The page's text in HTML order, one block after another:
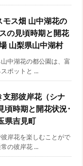
ス畑 山中湖花の
の見頃時期と開花
山梨県山中湖村
中湖花の都公園は、富
ポットと ...
支那彼岸花（シナ
頃時期と開花状況･
県吉見町
岸花を楽しむことがで
の彼岸花 ...